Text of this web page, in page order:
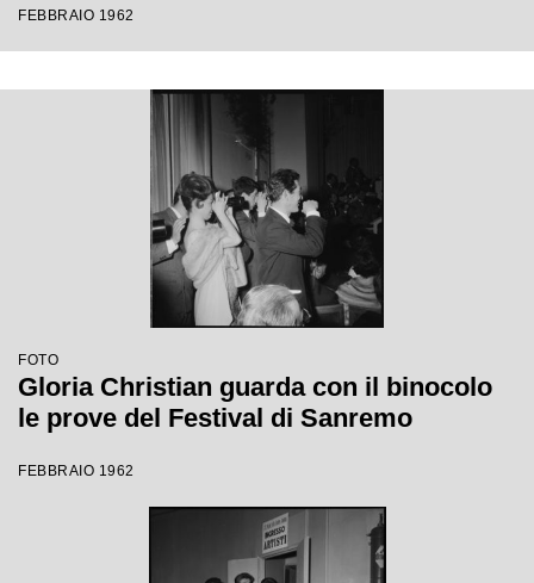
FEBBRAIO 1962
FOTO
Gloria Christian guarda con il binocolo
le prove del Festival di Sanremo
FEBBRAIO 1962